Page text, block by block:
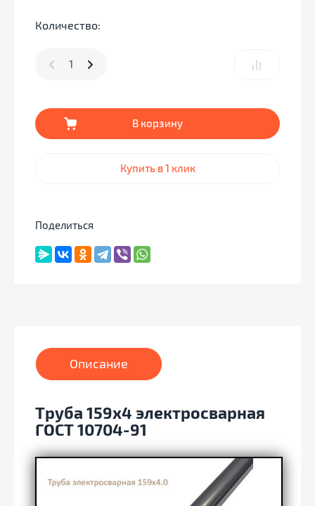
Количество:
В корзину
Купить в 1 клик
Поделиться
Описание
Труба 159х4 электросварная
ГОСТ 10704-91